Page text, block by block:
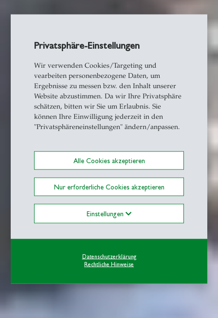
Privatsphäre-Einstellungen
Wir verwenden Cookies/Targeting und
vearbeiten personenbezogene Daten, um
Ergebnisse zu messen bzw. den Inhalt unserer
Website abzustimmen. Da wir Ihre Privatsphäre
schätzen, bitten wir Sie um Erlaubnis. Sie
können Ihre Einwilligung jederzeit in den
"Privatsphäreneinstellungen" ändern/anpassen.
Alle Cookies akzeptieren
Nur erforderliche Cookies akzeptieren
Einstellungen
Datenschutzerklärung
Rechtliche Hinweise